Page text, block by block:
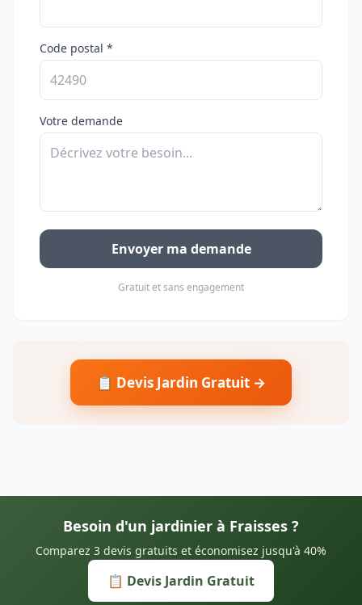
Code postal *
Votre demande
Envoyer ma demande
Gratuit et sans engagement
📋 Devis Jardin Gratuit →
Besoin d'un jardinier à Fraisses ?
Comparez 3 devis gratuits et économisez jusqu'à 40%
📋 Devis Jardin Gratuit